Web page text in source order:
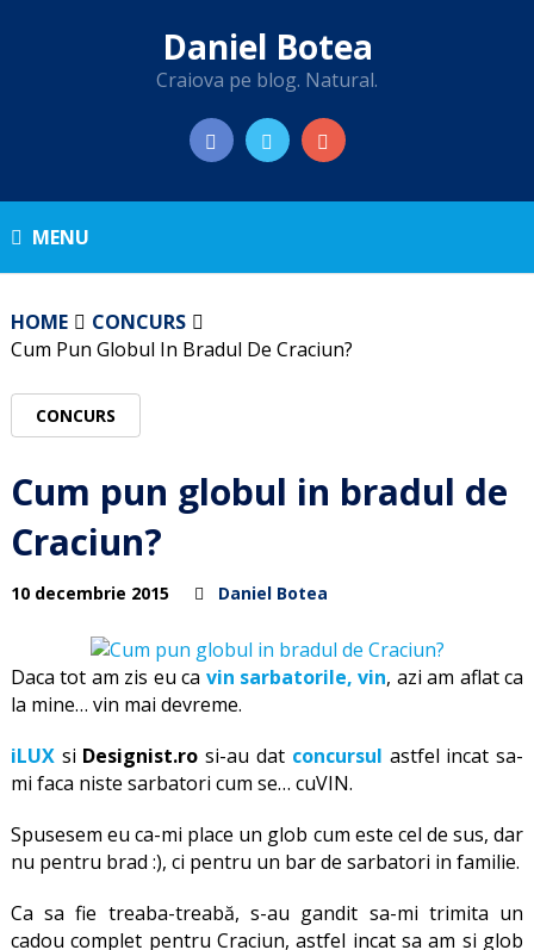
Daniel Botea
Craiova pe blog. Natural.
MENU
HOME
CONCURS
Cum Pun Globul In Bradul De Craciun?
CONCURS
Cum pun globul in bradul de
Craciun?
10 decembrie 2015 Daniel Botea
Daca tot am zis eu ca vin sarbatorile, vin, azi am aflat ca
la mine… vin mai devreme.
iLUXsi Designist.ro si-au dat concursul astfel incat sa-
mi faca niste sarbatori cum se… cuVIN.
Spusesem eu ca-mi place un glob cum este cel de sus, dar
nu pentru brad :), ci pentru un bar de sarbatori in familie.
Ca sa fie treaba-treabă, s-au gandit sa-mi trimita un
cadou complet pentru Craciun, astfel incat sa am si glob